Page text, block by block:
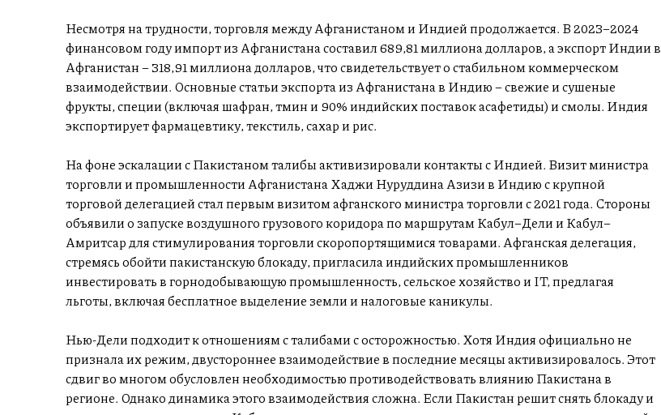
Несмотря на трудности, торговля между Афганистаном и Индией продолжается. В 2023–2024
финансовом году импорт из Афганистана составил 689,81 миллиона долларов, а экспорт Индии в
Афганистан – 318,91 миллиона долларов, что свидетельствует о стабильном коммерческом
взаимодействии. Основные статьи экспорта из Афганистана в Индию – свежие и сушеные
фрукты, специи (включая шафран, тмин и 90% индийских поставок асафетиды) и смолы. Индия
экспортирует фармацевтику, текстиль, сахар и рис.
На фоне эскалации с Пакистаном талибы активизировали контакты с Индией. Визит министра
торговли и промышленности Афганистана Хаджи Нуруддина Азизи в Индию с крупной
торговой делегацией стал первым визитом афганского министра торговли с 2021 года. Стороны
объявили о запуске воздушного грузового коридора по маршрутам Кабул–Дели и Кабул–
Амритсар для стимулирования торговли скоропортящимися товарами. Афганская делегация,
стремясь обойти пакистанскую блокаду, пригласила индийских промышленников
инвестировать в горнодобывающую промышленность, сельское хозяйство и IT, предлагая
льготы, включая бесплатное выделение земли и налоговые каникулы.
Нью-Дели подходит к отношениям с талибами с осторожностью. Хотя Индия официально не
признала их режим, двустороннее взаимодействие в последние месяцы активизировалось. Этот
сдвиг во многом обусловлен необходимостью противодействовать влиянию Пакистана в
регионе. Однако динамика этого взаимодействия сложна. Если Пакистан решит снять блокаду и